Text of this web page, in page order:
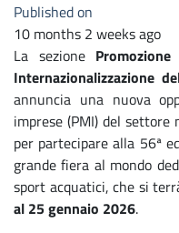
Published on
10 months 2 weeks ago
La sezione
Internazionalizzazione
annuncia una nuova
imprese (PMI) del
per partecipare alla 56ª
grande fiera al mondo
sport acquatici, che si
al 25 gennaio 2026.